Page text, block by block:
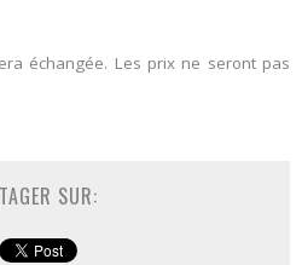
échangée. Les prix ne seront pas
SUR: